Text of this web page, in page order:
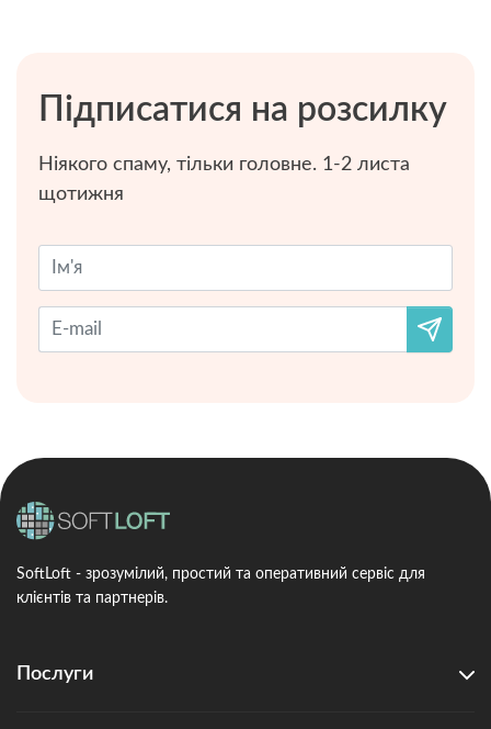
Підписатися на розсилку
Ніякого спаму, тільки головне. 1-2 листа
щотижня
SoftLoft - зрозумілий, простий та оперативний сервіс для
клієнтів та партнерів.
Послуги